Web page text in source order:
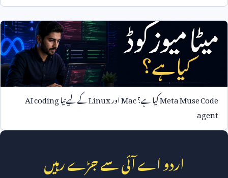
Meta Muse Codeکیا ہے؟MacاورLinuxکے لیے نیاAI coding
agent
اردو اے آئی سے جڑے رہیں